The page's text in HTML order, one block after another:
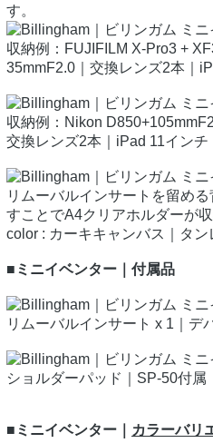
す。
収納例：FUJIFILM X-Pro3 +
35mmF2.0｜交換レンズ2本｜
収納例：Nikon
交換レンズ2本｜iPad 11インチ
リムーバルインサートを留め
すことでA4クリアホルダーが収
color : カーキキャンバス｜タン
■ミニイベンター｜付属品
リムーバルインサート x 1｜デ
ショルダーパッド｜SP-50付属
■ミニイベンター｜ カラーバリ